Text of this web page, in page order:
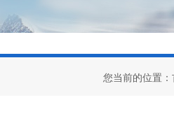
您当前的位置：